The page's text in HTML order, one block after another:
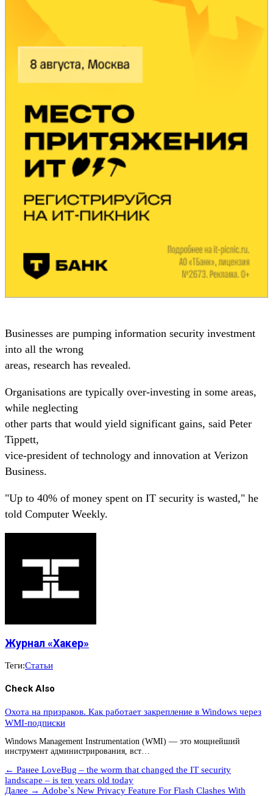
Businesses are pumping information security investment
into all the wrong
areas, research has revealed.
Organisations are typically over-investing in some areas,
while neglecting
other parts that would yield significant gains, said Peter
Tippett,
vice-president of technology and innovation at Verizon
Business.
"Up to 40% of money spent on IT security is wasted," he
told Computer Weekly.
Журнал «Хакер»
Теги:Статьи
Check Also
Охота на призраков. Как работает закрепление в Windows через
WMI-подписки
Windows Management Instrumentation (WMI) — это мощнейший
инструмент администрирования, вст…
← Ранее LoveBug – the worm that changed the IT security
landscape – is ten years old today
Далее → Adobe`s New Privacy Feature For Flash Clashes With